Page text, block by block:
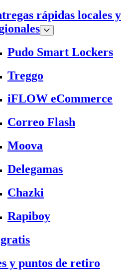
rápidas locales y
Pudo Smart Lockers
Treggo
iFLOW eCommerce
Correo Flash
Moova
Delegamas
Chazki
Rapiboy
y puntos de retiro